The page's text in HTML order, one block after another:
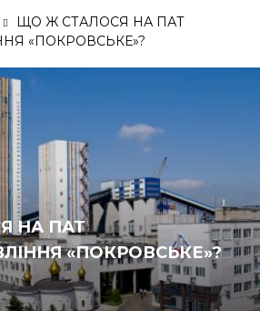
ЩО Ж СТАЛОСЯ НА ПАТ
«ПОКРОВСЬКЕ»?
НА ПАТ
«ПОКРОВСЬКЕ»?